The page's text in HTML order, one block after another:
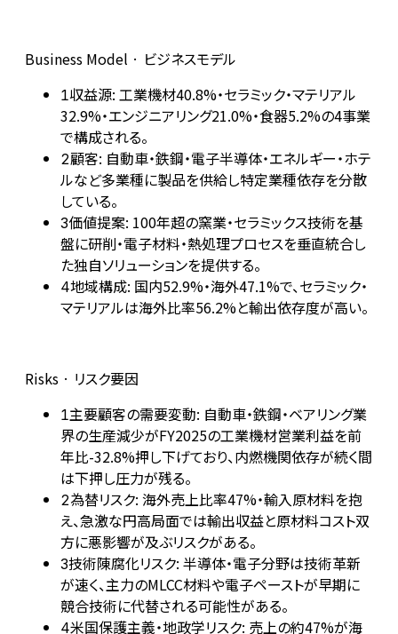
Business Model · ビジネスモデル
1収益源: 工業機材40.8%・セラミック・マテリアル
32.9%・エンジニアリング21.0%・食器5.2%の4事業
で構成される。
2顧客: 自動車・鉄鋼・電子半導体・エネルギー・ホテ
ルなど多業種に製品を供給し特定業種依存を分散
している。
3価値提案: 100年超の窯業・セラミックス技術を基
盤に研削・電子材料・熱処理プロセスを垂直統合し
た独自ソリューションを提供する。
4地域構成: 国内52.9%・海外47.1%で、セラミック・
マテリアルは海外比率56.2%と輸出依存度が高い。
Risks · リスク要因
1主要顧客の需要変動: 自動車・鉄鋼・ベアリング業
界の生産減少がFY2025の工業機材営業利益を前
年比-32.8%押し下げており、内燃機関依存が続く間
は下押し圧力が残る。
2為替リスク: 海外売上比率47%・輸入原材料を抱
え、急激な円高局面では輸出収益と原材料コスト双
方に悪影響が及ぶリスクがある。
3技術陳腐化リスク: 半導体・電子分野は技術革新
が速く、主力のMLCC材料や電子ペーストが早期に
競合技術に代替される可能性がある。
4米国保護主義・地政学リスク: 売上の約47%が海